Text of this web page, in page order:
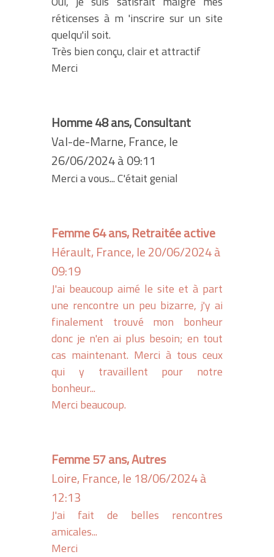
réticenses à m 'inscrire sur un site
quelqu'il soit.
Très bien conçu, clair et attractif
Merci
Homme 48 ans, Consultant
Val-de-Marne, France, le
26/06/2024 à 09:11
Merci a vous... C'était genial
Femme 64 ans, Retraitée active
Hérault, France, le 20/06/2024 à
09:19
J'ai beaucoup aimé le site et à part
une rencontre un peu bizarre, j'y ai
finalement trouvé mon bonheur
donc je n'en ai plus besoin; en tout
cas maintenant. Merci à tous ceux
qui y travaillent pour notre
bonheur...
Merci beaucoup.
Femme 57 ans, Autres
Loire, France, le 18/06/2024 à
12:13
J'ai fait de belles rencontres
amicales...
Merci